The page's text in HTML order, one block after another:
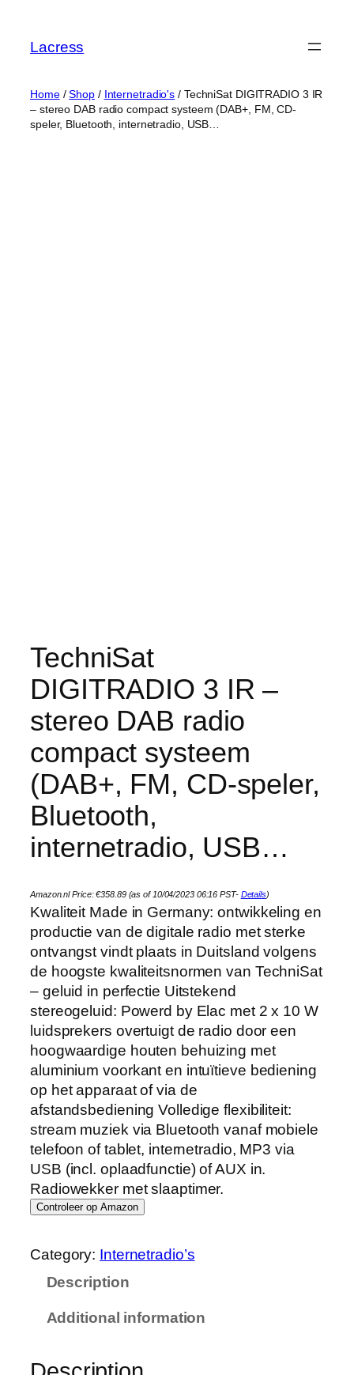
content
Lacress
Home/Shop/ Internetradio's / TechniSat DIGITRADIO 3 IR
– stereo DAB radio compact systeem (DAB+, FM, CD-
speler, Bluetooth, internetradio, USB…
TechniSat
DIGITRADIO 3 IR –
stereo DAB radio
compact systeem
(DAB+, FM, CD-speler,
Bluetooth,
internetradio, USB…
Amazon.nl Price:€358.89(as of 10/04/2023 06:16 PST- Details)
Kwaliteit Made in Germany: ontwikkeling en
productie van de digitale radio met sterke
ontvangst vindt plaats in Duitsland volgens
de hoogste kwaliteitsnormen van TechniSat
– geluid in perfectie Uitstekend
stereogeluid: Powerd by Elac met 2 x 10 W
luidsprekers overtuigt de radio door een
hoogwaardige houten behuizing met
aluminium voorkant en intuïtieve bediening
op het apparaat of via de
afstandsbediening Volledige flexibiliteit:
stream muziek via Bluetooth vanaf mobiele
telefoon of tablet, internetradio, MP3 via
USB (incl. oplaadfunctie) of AUX in.
Radiowekker met slaaptimer.
Controleer op Amazon
Category: Internetradio’s
Description
Additional information